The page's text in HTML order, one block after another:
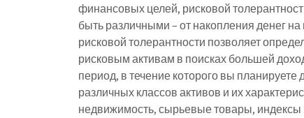
финансовых целей, рисковой
быть различными – от накопления денег
рисковой толерантности позволяет
рисковым активам в поисках большей
период, в течение которого вы
различных классов активов и их
недвижимость, сырьевые товары, индексы